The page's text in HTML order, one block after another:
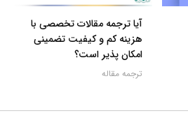
آیا ترجمه مقالات تخصصی با
هزینه کم و کیفیت تضمینی
امکان پذیر است؟
ترجمه مقاله